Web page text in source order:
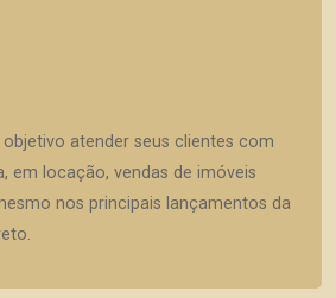
atender seus clientes com
em locação, vendas de imóveis
nos principais lançamentos da